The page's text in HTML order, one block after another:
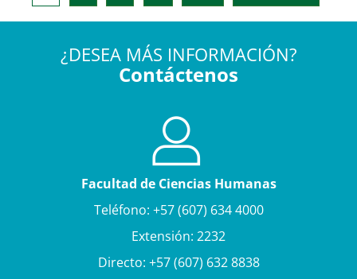
¿DESEA MÁS INFORMACIÓN?
Contáctenos
Facultad de Ciencias Humanas
Teléfono: +57 (607) 634 4000
Extensión: 2232
Directo: +57 (607) 632 8838